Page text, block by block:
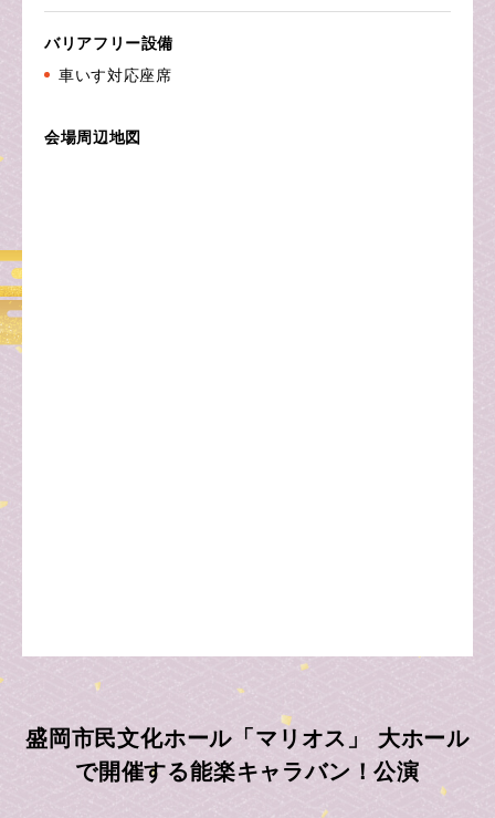
バリアフリー設備
車いす対応座席
会場周辺地図
盛岡市民文化ホール「マリオス」 大ホール
で開催する能楽キャラバン！公演